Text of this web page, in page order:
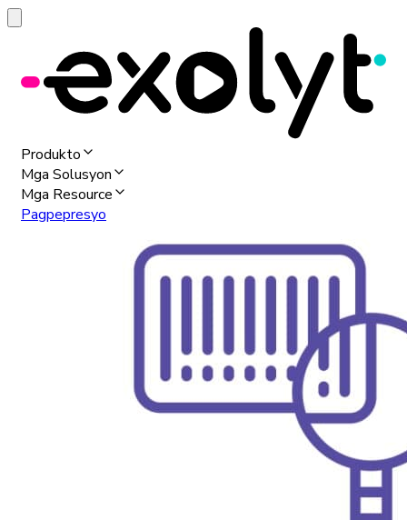
Produkto
Mga Solusyon
Mga Resource
Pagpepresyo